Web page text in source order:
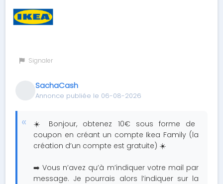
Signaler
SachaCash
Annonce publiée le 06-08-2026
☀️ Bonjour, obtenez 10€ sous forme de
coupon en créant un compte Ikea Family (la
création d’un compte est gratuite) ☀️
➡️ Vous n’avez qu’à m’indiquer votre mail par
message. Je pourrais alors l’indiquer sur la